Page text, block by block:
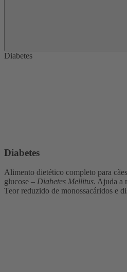
Diabetes
Diabetes
Alimento dietético completo para
glucose – Diabetes Mellitus. Ajuda a
Teor reduzido de monossacáridos e